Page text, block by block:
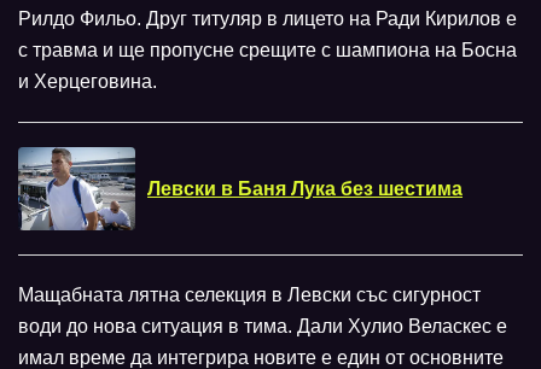
Рилдо Фильо. Друг титуляр в лицето на Ради Кирилов е
с травма и ще пропусне срещите с шампиона на Босна
и Херцеговина.
Левски в Баня Лука без шестима
Мащабната лятна селекция в Левски със сигурност
води до нова ситуация в тима. Дали Хулио Веласкес е
имал време да интегрира новите е един от основните